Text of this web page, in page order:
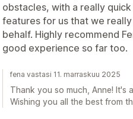
obstacles, with a really
features for us that we
behalf. Highly recommend
good experience so far too.
fena vastasi 11. marraskuu 2025
Thank you so much, Anne! It's
Wishing you all the best from